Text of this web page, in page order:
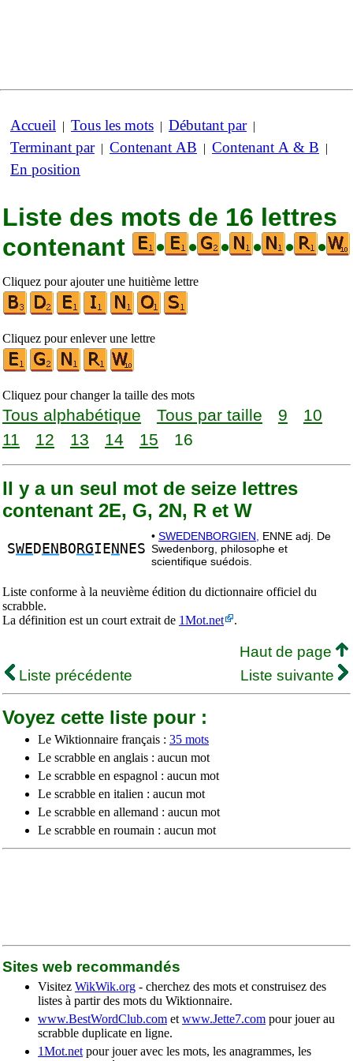
Accueil | Tous les mots | Débutant par|
Terminant par| Contenant AB | Contenant A & B |
En position
Liste des mots de 16 lettres
contenant
• • • • • •
Cliquez pour ajouter une huitième lettre
Cliquez pour enlever une lettre
Cliquez pour changer la taille des mots
Tous alphabétique Tous par taille 9
10
11
12 13 14 15 16
Il y a un seul mot de seize lettres
contenant 2E, G, 2N, R et W
SWE D EN BO RGIE N NES
• SWEDENBORGIEN,
ENNE adj. De
Swedenborg, philosophe et
scientifique suédois.
Liste conforme à la neuvième édition du dictionnaire officiel du
scrabble.
La définition est un court extrait de 1Mot.net .
Haut de page
Liste précédente
Liste suivante
Voyez cette liste pour :
Le Wiktionnaire français : 35 mots
Le scrabble en anglais : aucun mot
Le scrabble en espagnol : aucun mot
Le scrabble en italien : aucun mot
Le scrabble en allemand : aucun mot
Le scrabble en roumain : aucun mot
Sites web recommandés
Visitez WikWik.org - cherchez des mots et construisez des
listes à partir des mots du Wiktionnaire.
www.BestWordClub.com et www.Jette7.com pour jouer au
scrabble duplicate en ligne.
1Mot.net pour jouer avec les mots, les anagrammes, les